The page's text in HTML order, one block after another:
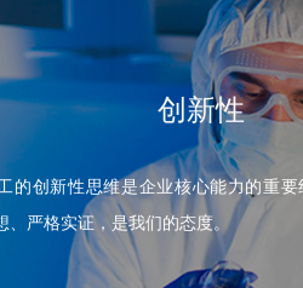
创新性
的创新性思维是企业核心能力的重
、严格实证，是我们的态度。